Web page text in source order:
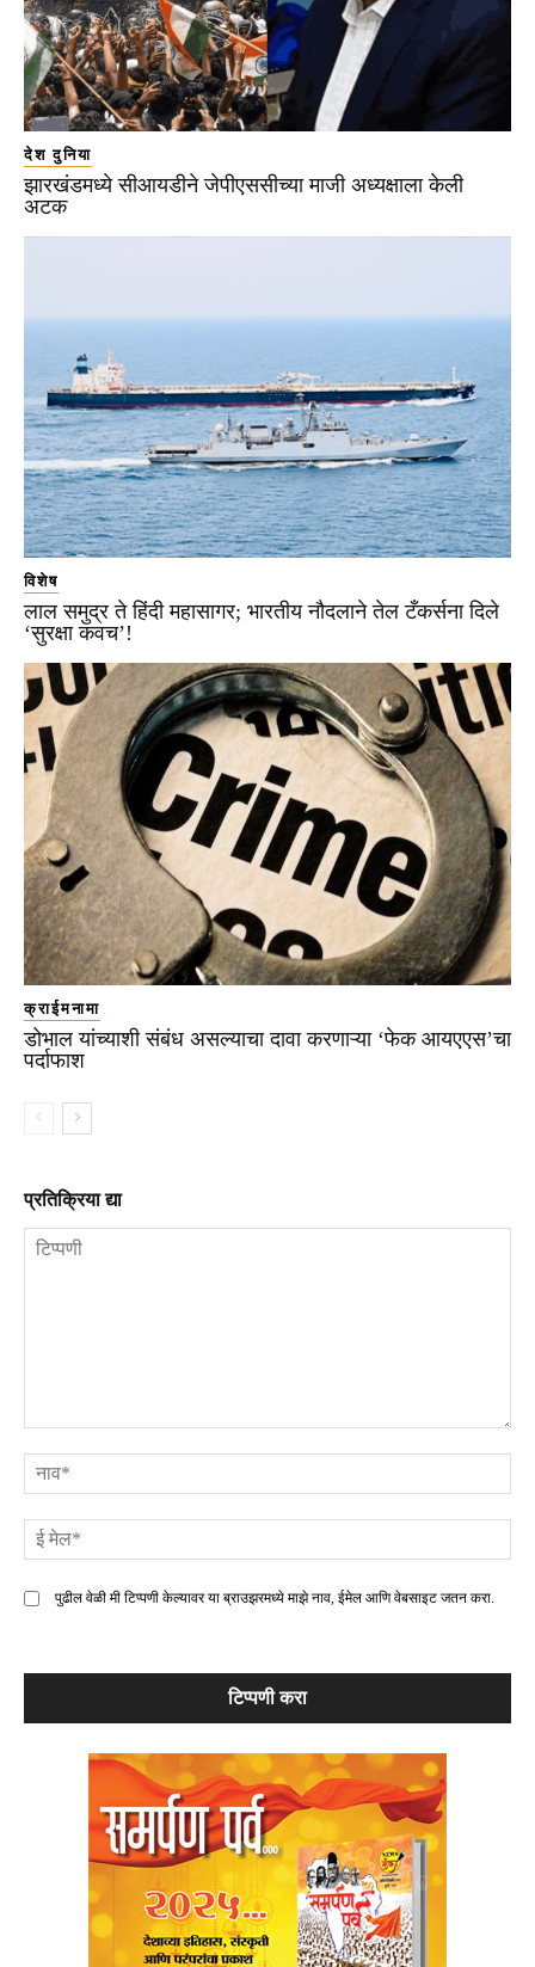
देश दुनिया
झारखंडमध्ये सीआयडीने जेपीएससीच्या माजी अध्यक्षाला केली
अटक
विशेष
लाल समुद्र ते हिंदी महासागर; भारतीय नौदलाने तेल टँकर्सना दिले
‘सुरक्षा कवच’!
क्राईमनामा
डोभाल यांच्याशी संबंध असल्याचा दावा करणाऱ्या ‘फेक आयएएस’चा
पर्दाफाश
प्रतिक्रिया द्या
पुढील वेळी मी टिप्पणी केल्यावर या ब्राउझरमध्ये माझे नाव, ईमेल आणि वेबसाइट जतन करा.